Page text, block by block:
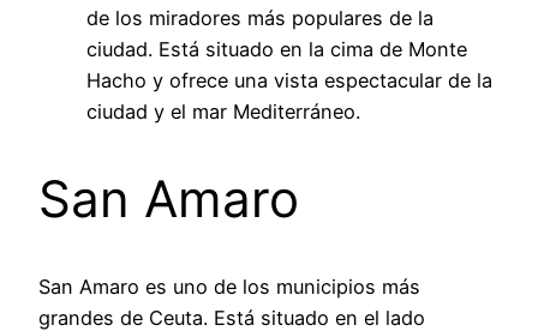
de los miradores más populares de la
ciudad. Está situado en la cima de Monte
Hacho y ofrece una vista espectacular de la
ciudad y el mar Mediterráneo.
San Amaro
San Amaro es uno de los municipios más
grandes de Ceuta. Está situado en el lado